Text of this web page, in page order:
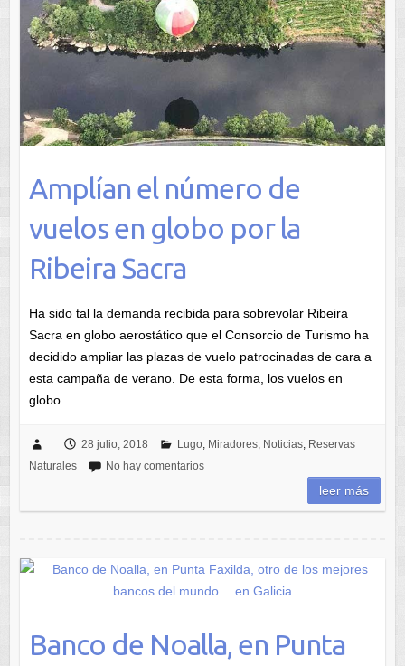
Amplían el número de
vuelos en globo por la
Ribeira Sacra
Ha sido tal la demanda recibida para sobrevolar Ribeira
Sacra en globo aerostático que el Consorcio de Turismo ha
decidido ampliar las plazas de vuelo patrocinadas de cara a
esta campaña de verano. De esta forma, los vuelos en
globo…
28 julio, 2018 Lugo, Miradores, Noticias, Reservas
Naturales
No hay comentarios
leer más
Banco de Noalla, en Punta